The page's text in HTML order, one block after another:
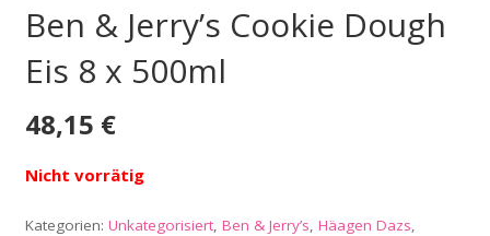
Ben & Jerry’s Cookie Dough
Eis 8 x 500ml
48,15 €
Nicht vorrätig
Kategorien: Unkategorisiert, Ben & Jerry’s Häagen Dazs